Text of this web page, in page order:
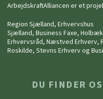
ArbejdskraftAlliancen er et
Region Sjælland, Erhvervshus
Sjælland, Business Faxe,
Erhvervsråd, Næstved Erhverv,
Roskilde, Stevns Erhverv og
DU FINDER